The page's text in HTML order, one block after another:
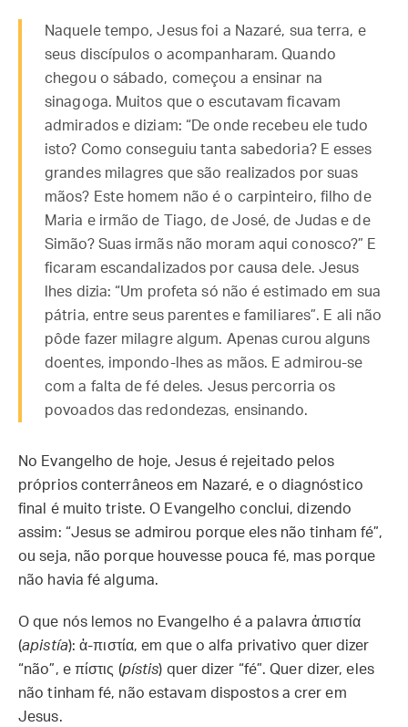
Naquele tempo, Jesus foi a Nazaré, sua terra, e
seus discípulos o acompanharam. Quando
chegou o sábado, começou a ensinar na
sinagoga. Muitos que o escutavam ficavam
admirados e diziam: “De onde recebeu ele tudo
isto? Como conseguiu tanta sabedoria? E esses
grandes milagres que são realizados por suas
mãos? Este homem não é o carpinteiro, filho de
Maria e irmão de Tiago, de José, de Judas e de
Simão? Suas irmãs não moram aqui conosco?” E
ficaram escandalizados por causa dele. Jesus
lhes dizia: “Um profeta só não é estimado em sua
pátria, entre seus parentes e familiares”. E ali não
pôde fazer milagre algum. Apenas curou alguns
doentes, impondo-lhes as mãos. E admirou-se
com a falta de fé deles. Jesus percorria os
povoados das redondezas, ensinando.
No Evangelho de hoje, Jesus é rejeitado pelos
próprios conterrâneos em Nazaré, e o diagnóstico
final é muito triste. O Evangelho conclui, dizendo
assim: “Jesus se admirou porque eles não tinham fé”,
ou seja, não porque houvesse pouca fé, mas porque
não havia fé alguma.
O que nós lemos no Evangelho é a palavra ἀπιστία
(apistía): ἀ-πιστία, em que o alfa privativo quer dizer
“não”, e πίστις (pístis) quer dizer “fé”. Quer dizer, eles
não tinham fé, não estavam dispostos a crer em
Jesus.